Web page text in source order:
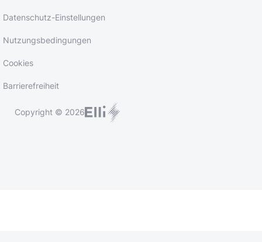
Datenschutz-Einstellungen
Nutzungsbedingungen
Cookies
Barrierefreiheit
Copyright © 2026